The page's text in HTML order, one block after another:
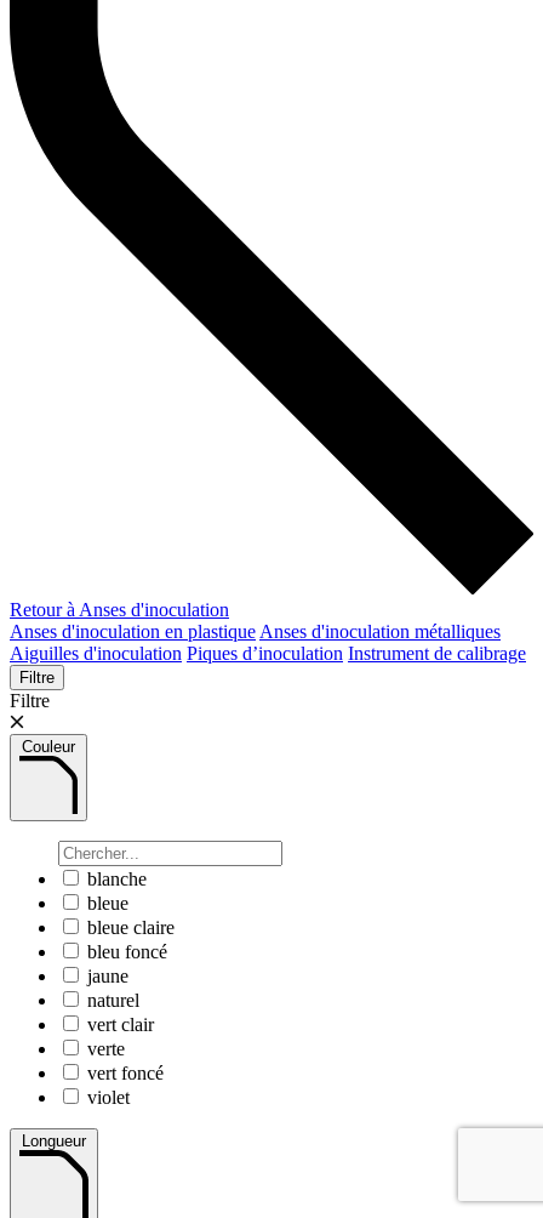
Retour à Anses d'inoculation
Anses d'inoculation en plastique Anses d'inoculation métalliques
Aiguilles d'inoculation Piques d’inoculation Instrument de calibrage
Filtre
Filtre
Couleur
blanche
bleue
bleue claire
bleu foncé
jaune
naturel
vert clair
verte
vert foncé
violet
Longueur